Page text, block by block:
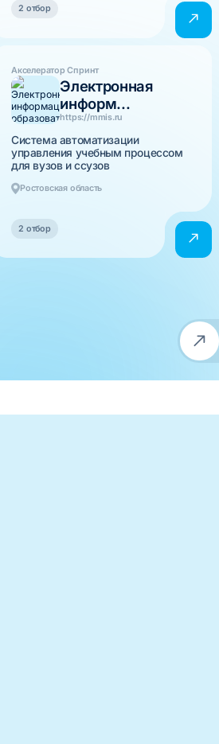
2 отбор
Акселератор Спринт
Электронная
информ...
https://mmis.ru
Система автоматизации
управления учебным процессом
для вузов и ссузов
Ростовская область
2 отбор